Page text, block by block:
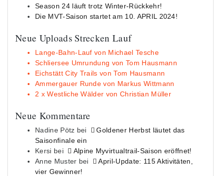
Season 24 läuft trotz Winter-Rückkehr!
Die MVT-Saison startet am 10. APRIL 2024!
Neue Uploads Strecken Lauf
Lange-Bahn-Lauf von Michael Tesche
Schliersee Umrundung von Tom Hausmann
Eichstätt City Trails von Tom Hausmann
Ammergauer Runde von Markus Wittmann
2 x Westliche Wälder von Christian Müller
Neue Kommentare
Nadine Pötz bei
Goldener Herbst läutet das
Saisonfinale ein
Kersi bei
Alpine Myvirtualtrail-Saison eröffnet!
Anne Muster bei
April-Update: 115 Aktivitäten,
vier Gewinner!